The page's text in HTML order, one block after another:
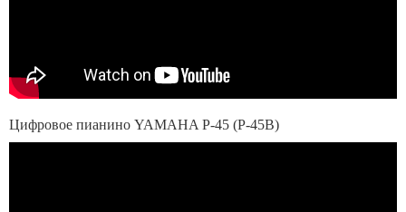
Цифровое пианино YAMAHA P-45 (P-45B)